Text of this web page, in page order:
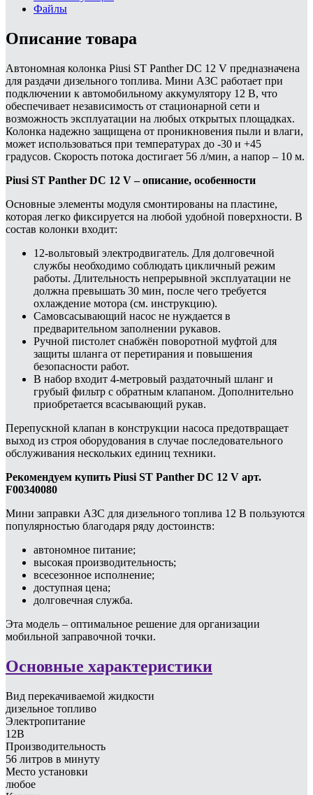
Файлы
Описание товара
Автономная колонка Piusi ST Panther DC 12 V предназначена
для раздачи дизельного топлива. Мини АЗС работает при
подключении к автомобильному аккумулятору 12 В, что
обеспечивает независимость от стационарной сети и
возможность эксплуатации на любых открытых площадках.
Колонка надежно защищена от проникновения пыли и влаги,
может использоваться при температурах до -30 и +45
градусов. Скорость потока достигает 56 л/мин, а напор – 10 м.
Piusi ST Panther DC 12 V – описание, особенности
Основные элементы модуля смонтированы на пластине,
которая легко фиксируется на любой удобной поверхности. В
состав колонки входит:
12-вольтовый электродвигатель. Для долговечной
службы необходимо соблюдать цикличный режим
работы. Длительность непрерывной эксплуатации не
должна превышать 30 мин, после чего требуется
охлаждение мотора (см. инструкцию).
Самовсасывающий насос не нуждается в
предварительном заполнении рукавов.
Ручной пистолет снабжён поворотной муфтой для
защиты шланга от перетирания и повышения
безопасности работ.
В набор входит 4-метровый раздаточный шланг и
грубый фильтр с обратным клапаном. Дополнительно
приобретается всасывающий рукав.
Перепускной клапан в конструкции насоса предотвращает
выход из строя оборудования в случае последовательного
обслуживания нескольких единиц техники.
Рекомендуем купить Piusi ST Panther DC 12 V арт.
F00340080
Мини заправки АЗС для дизельного топлива 12 В пользуются
популярностью благодаря ряду достоинств:
автономное питание;
высокая производительность;
всесезонное исполнение;
доступная цена;
долговечная служба.
Эта модель – оптимальное решение для организации
мобильной заправочной точки.
Основные характеристики
Вид перекачиваемой жидкости
дизельное топливо
Электропитание
12В
Производительность
56 литров в минуту
Место установки
любое